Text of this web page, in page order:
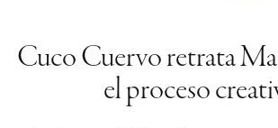
Cuco Cuervo retrata
el proceso